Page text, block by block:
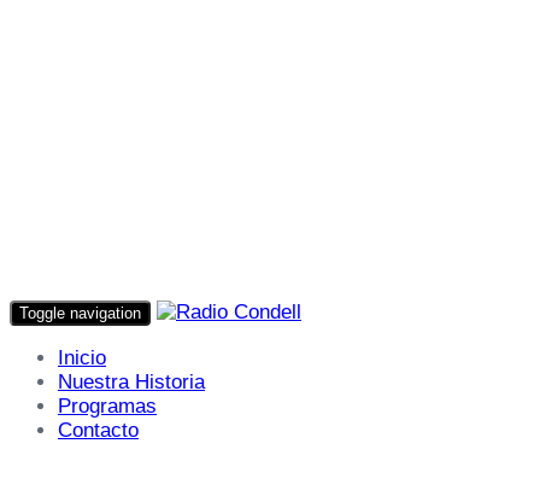
Toggle navigation
Inicio
Nuestra Historia
Programas
Contacto